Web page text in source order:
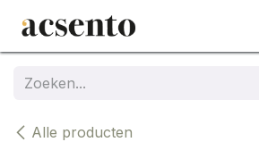
Alle producten